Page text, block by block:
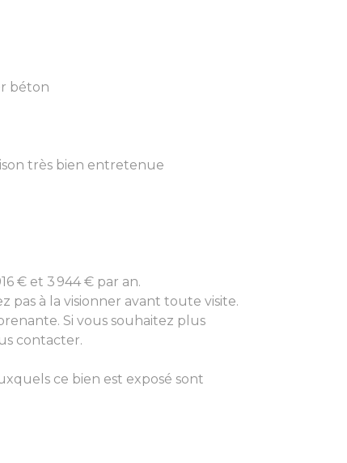
béton
très bien entretenue
€ et 3 944 € par an.
pas à la visionner avant toute visite.
Si vous souhaitez plus
contacter.
ce bien est exposé sont